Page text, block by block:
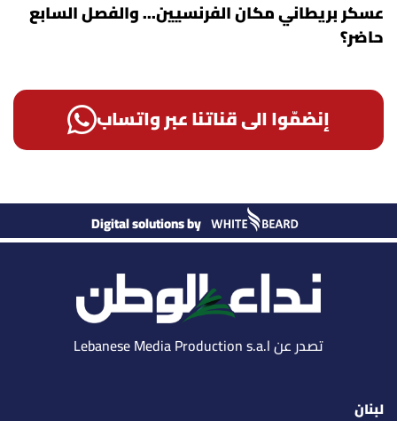
عسكر بريطاني مكان الفرنسيين... والفصل السابع
حاضر؟
إنضمّوا الى قناتنا عبر واتساب
Digital solutions by
تصدر عن Lebanese Media Production s.a.l
لبنان